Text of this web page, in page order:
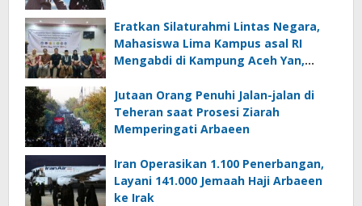
Eratkan Silaturahmi Lintas Negara,
Mahasiswa Lima Kampus asal RI
Mengabdi di Kampung Aceh Yan,
Jutaan Orang Penuhi Jalan-jalan di
Teheran saat Prosesi Ziarah
Memperingati Arbaeen
Iran Operasikan 1.100 Penerbangan,
Layani 141.000 Jemaah Haji Arbaeen
ke Irak